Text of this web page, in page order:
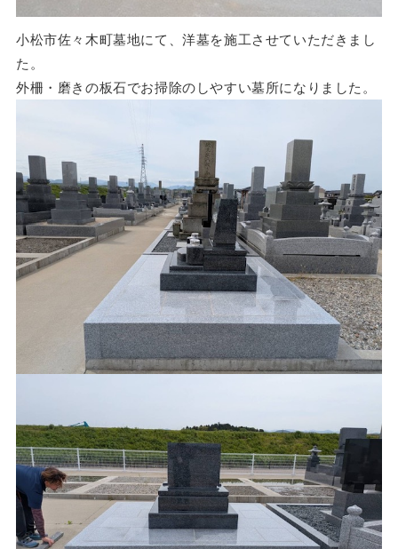
小松市佐々木町墓地にて、洋墓を施工させていただきまし
た。
外柵・磨きの板石でお掃除のしやすい墓所になりました。